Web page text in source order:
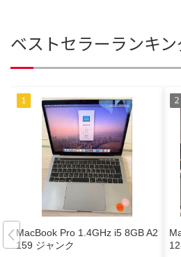
ベストセラーランキ
MacBook Pro 1.4GHz i5 8GB A2
159 ジャンク